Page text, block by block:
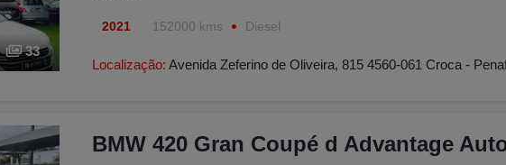
33
2021 152000 kms Diesel
Localização: Avenida Zeferino de Oliveira, 815 4560-061 Croca -
BMW 420 Gran Coupé d Advantage